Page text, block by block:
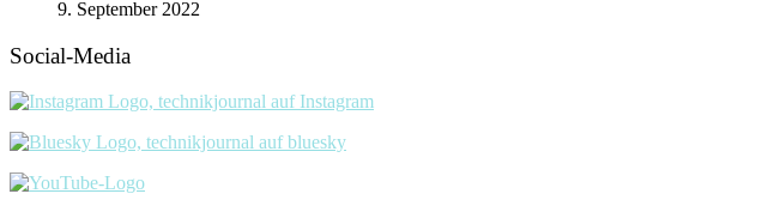
9. September 2022
Social-Media